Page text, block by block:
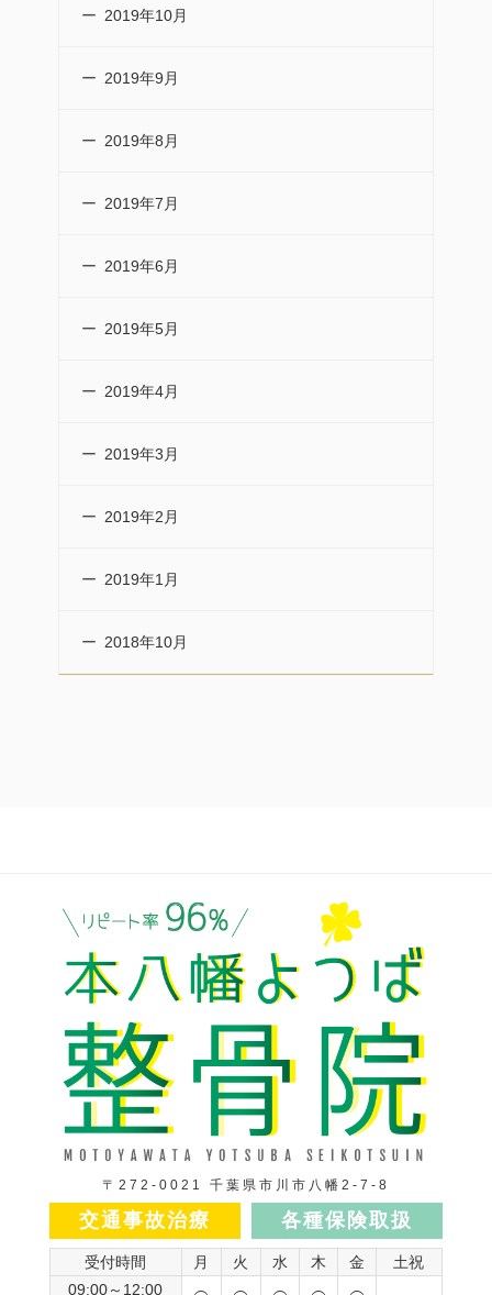
2019年10月
2019年9月
2019年8月
2019年7月
2019年6月
2019年5月
2019年4月
2019年3月
2019年2月
2019年1月
2018年10月
〒272-0021 千葉県市川市八幡2-7-8
交通事故治療 各種保険取扱
受付時間 月 火 水 木 金
土祝
09:00～12:00